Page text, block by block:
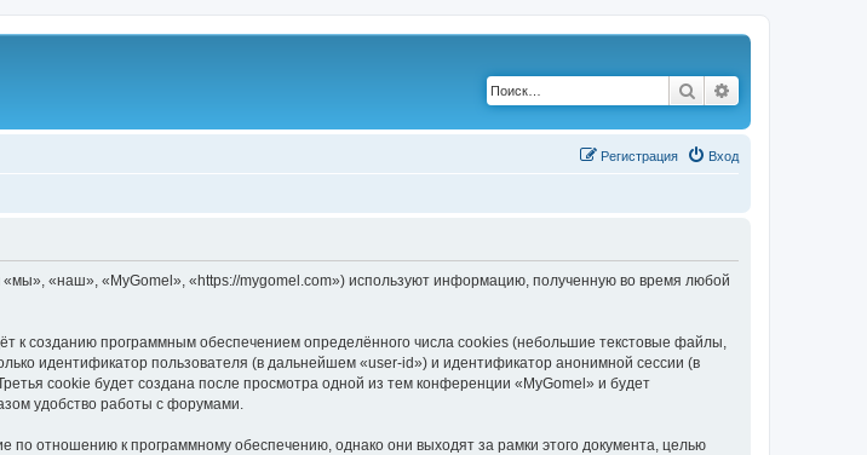
Поиск
Вход
Регистрация
«наш», «MyGomel», «https://mygomel.com») используют информацию, полученную во время любой
созданию программным обеспечением определённого числа cookies (небольшие текстовые файлы,
идентификатор пользователя (в дальнейшем «user-id») и идентификатор анонимной сессии (в
cookie будет создана после просмотра одной из тем конференции «MyGomel» и будет
удобство работы с форумами.
отношению к программному обеспечению, однако они выходят за рамки этого документа, целью